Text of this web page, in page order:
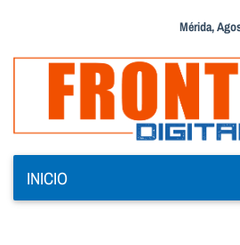
Mérida,
INICIO